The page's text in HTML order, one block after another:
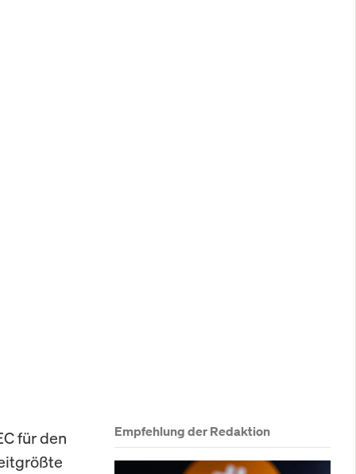
für den
Empfehlung der Redaktion